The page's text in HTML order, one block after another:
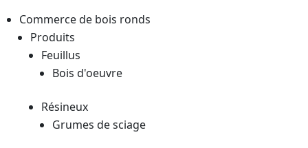
Commerce de bois ronds
Produits
Feuillus
Bois d'oeuvre
Résineux
Grumes de sciage